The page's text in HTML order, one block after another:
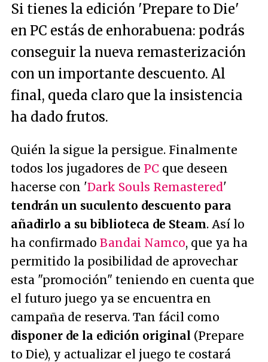
Si tienes la edición 'Prepare to Die'
en PC estás de enhorabuena: podrás
conseguir la nueva remasterización
con un importante descuento. Al
final, queda claro que la insistencia
ha dado frutos.
Quién la sigue la persigue. Finalmente
todos los jugadores de PC que deseen
hacerse con 'Dark Souls Remastered'
tendrán un suculento descuento para
añadirlo a su biblioteca de Steam. Así lo
ha confirmado Bandai Namco, que ya ha
permitido la posibilidad de aprovechar
esta "promoción" teniendo en cuenta que
el futuro juego ya se encuentra en
campaña de reserva. Tan fácil como
disponer de la edición original (Prepare
to Die), y actualizar el juego te costará